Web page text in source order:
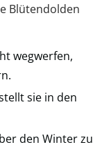
Blütendolden
wegwerfen,
sie in den
den Winter zu